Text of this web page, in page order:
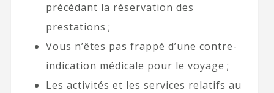
précédant la réservation des
prestations ;
Vous n’êtes pas frappé d’une contre-
indication médicale pour le voyage ;
Les activités et les services relatifs au